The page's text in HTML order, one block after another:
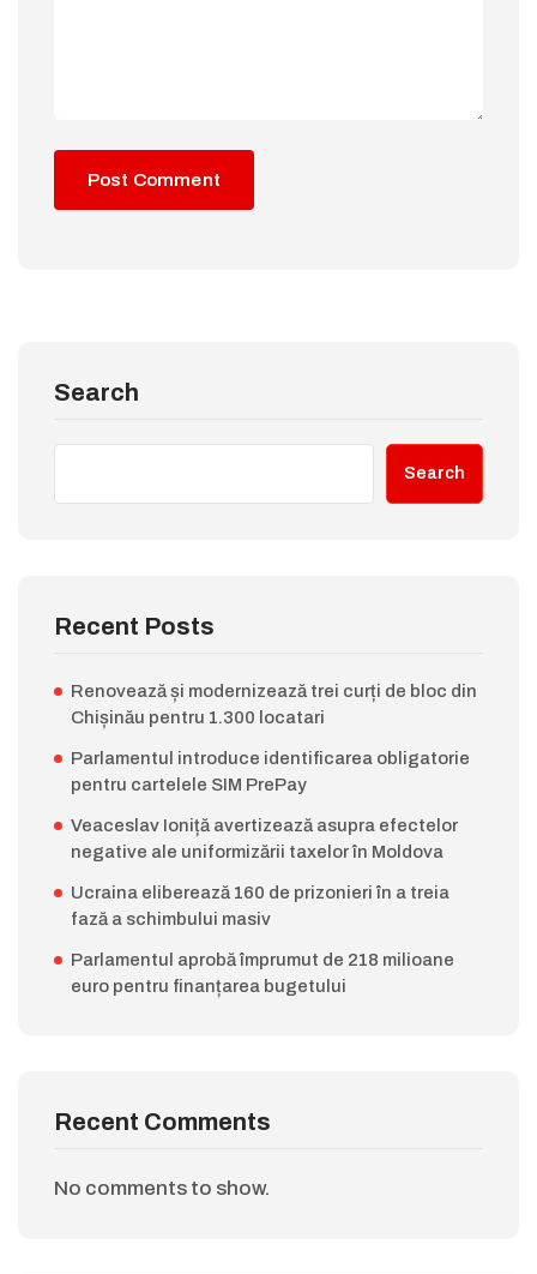
Search
Search
Recent Posts
Renovează și modernizează trei curți de bloc din
Chișinău pentru 1.300 locatari
Parlamentul introduce identificarea obligatorie
pentru cartelele SIM PrePay
Veaceslav Ioniță avertizează asupra efectelor
negative ale uniformizării taxelor în Moldova
Ucraina eliberează 160 de prizonieri în a treia
fază a schimbului masiv
Parlamentul aprobă împrumut de 218 milioane
euro pentru finanțarea bugetului
Recent Comments
No comments to show.